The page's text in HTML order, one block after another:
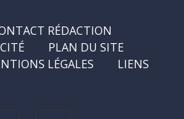
RÉDACTION
PLAN DU SITE
LÉGALES LIENS